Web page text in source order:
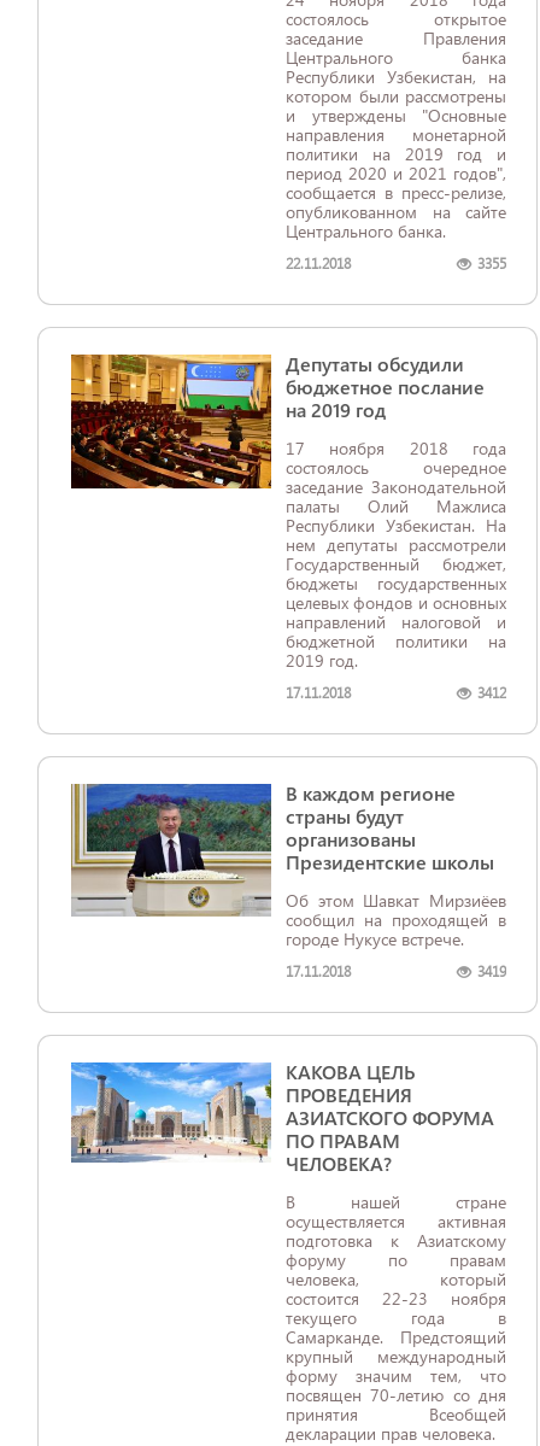
состоялось открытое
заседание Правления
Центрального банка
Республики Узбекистан, на
котором были рассмотрены
и утверждены "Основные
направления монетарной
политики на 2019 год и
период 2020 и 2021 годов",
сообщается в пресс-релизе,
опубликованном на сайте
Центрального банка.
22.11.2018 3355
Депутаты обсудили
бюджетное послание
на 2019 год
17 ноября 2018 года
состоялось очередное
заседание Законодательной
палаты Олий Мажлиса
Республики Узбекистан. На
нем депутаты рассмотрели
Государственный бюджет,
бюджеты государственных
целевых фондов и основных
направлений налоговой и
бюджетной политики на
2019 год.
17.11.2018 3412
В каждом регионе
страны будут
организованы
Президентские школы
Об этом Шавкат Мирзиёев
сообщил на проходящей в
городе Нукусе встрече.
17.11.2018 3419
КАКОВА ЦЕЛЬ
ПРОВЕДЕНИЯ
АЗИАТСКОГО ФОРУМА
ПО ПРАВАМ
ЧЕЛОВЕКА?
В нашей стране
осуществляется активная
подготовка к Азиатскому
форуму по правам
человека, который
состоится 22-23 ноября
текущего года в
Самарканде. Предстоящий
крупный международный
форму значим тем, что
посвящен 70-летию со дня
принятия Всеобщей
декларации прав человека.